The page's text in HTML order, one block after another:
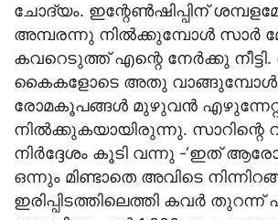
ചോദ്യം. ഇന്റേണ്‍ഷിപ്പിന്
അമ്പരന്നു നില്‍ക്കുമ്പോള്‍ സാര്‍
കവറെടുത്ത് എന്റെ നേര്‍ക്കു
കൈകളോടെ അതു വാങ്ങുമ്പോള്‍
രോമകൂപങ്ങള്‍ മുഴുവന്‍
നില്‍ക്കുകയായിരുന്നു. സാറിന്റെ
നിര്‍ദ്ദേശം കൂടി വന്നു -‘ഇത്
ഒന്നും മിണ്ടാതെ അവിടെ
ഇരിപ്പിടത്തിലെത്തി കവര്‍ തുറന്ന്